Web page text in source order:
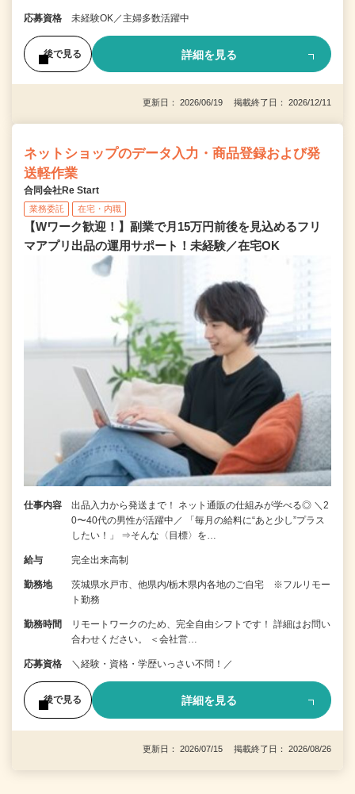
応募資格 未経験OK／主婦多数活躍中
後で見る 詳細を見る
更新日： 2026/06/19 掲載終了日： 2026/12/11
ネットショップのデータ入力・商品登録および発
送軽作業
合同会社Re Start
業務委託 在宅・内職
【Wワーク歓迎！】副業で月15万円前後を見込めるフリ
マアプリ出品の運用サポート！未経験／在宅OK
仕事内容
出品入力から発送まで！ ネット通販の仕組みが学べる◎ ＼2
0〜40代の男性が活躍中／ 「毎月の給料に“あと少し”プラス
したい！」 ⇒そんな〈目標〉を…
給与 完全出来高制
勤務地
茨城県水戸市、他県内/栃木県内各地のご自宅 ※フルリモー
ト勤務
勤務時間
リモートワークのため、完全自由シフトです！ 詳細はお問い
合わせください。 ＜会社営…
応募資格 ＼経験・資格・学歴いっさい不問！／
後で見る 詳細を見る
更新日： 2026/07/15 掲載終了日： 2026/08/26